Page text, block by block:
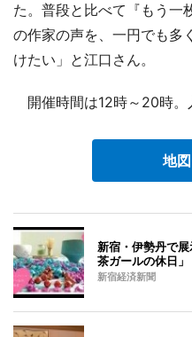
た。普段と比べて『もう一
の作家の声を、一円でも多
けたい」と江口さん。
開催時間は12時～20時。
地
新宿・伊勢丹で
茶ガールの休日」
新宿経済新聞